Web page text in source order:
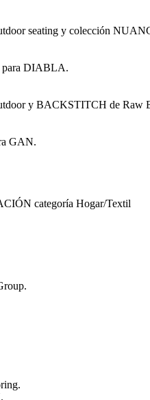
seating y colección
para DIABLA.
y BACKSTITCH de Raw
GAN.
categoría Hogar/Textil